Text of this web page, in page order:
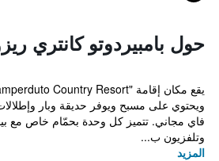
حول بامبيردوتو كانتري
ويحتوي على مسبح ويوفر حديقة وبار
فاي مجاني. تتميز كل وحدة بحمّام خاص مع
وتلفزيون ب...
المزيد